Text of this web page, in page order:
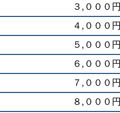
３,０００円
４,０００円
５,０００円
６,０００円
７,０００円
８,０００円